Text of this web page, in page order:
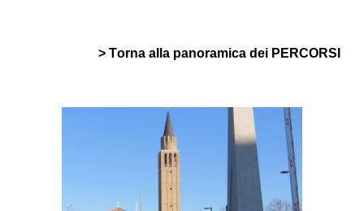
> Torna alla panoramica dei PERCORSI